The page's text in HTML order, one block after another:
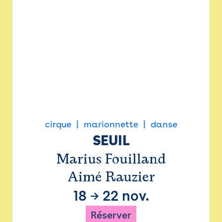
cirque marionnette danse
SEUIL
Marius Fouilland
Aimé Rauzier
18 → 22 nov.
Réserver